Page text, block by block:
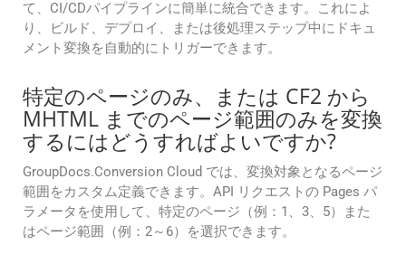
て、CI/CDパイプラインに簡単に統合できます。これによ
り、ビルド、デプロイ、または後処理ステップ中にドキュ
メント変換を自動的にトリガーできます。
特定のページのみ、または CF2 から
MHTML までのページ範囲のみを変換
するにはどうすればよいですか?
GroupDocs.Conversion Cloud では、変換対象となるページ
範囲をカスタム定義できます。API リクエストの Pages パ
ラメータを使用して、特定のページ（例：1、3、5）また
はページ範囲（例：2～6）を選択できます。